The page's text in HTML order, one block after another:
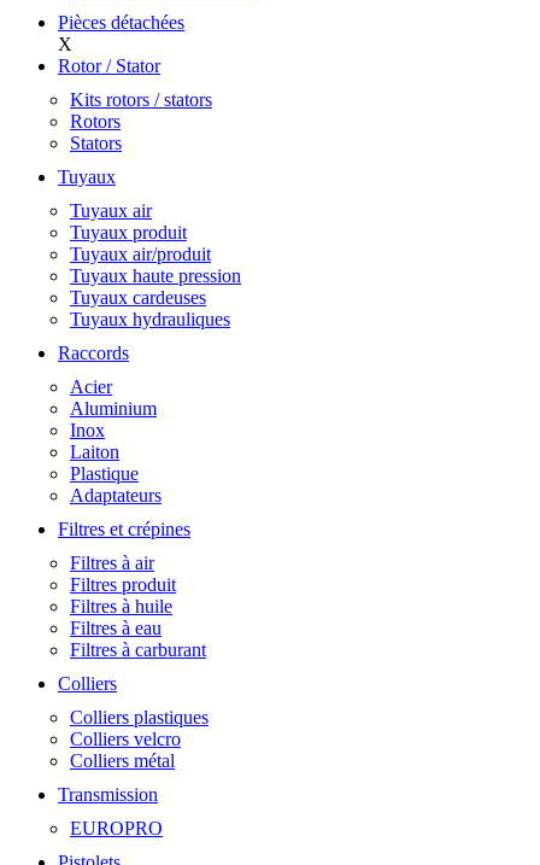
Pièces détachées
X
Rotor / Stator
Kits rotors / stators
Rotors
Stators
Tuyaux
Tuyaux air
Tuyaux produit
Tuyaux air/produit
Tuyaux haute pression
Tuyaux cardeuses
Tuyaux hydrauliques
Raccords
Acier
Aluminium
Inox
Laiton
Plastique
Adaptateurs
Filtres et crépines
Filtres à air
Filtres produit
Filtres à huile
Filtres à eau
Filtres à carburant
Colliers
Colliers plastiques
Colliers velcro
Colliers métal
Transmission
EUROPRO